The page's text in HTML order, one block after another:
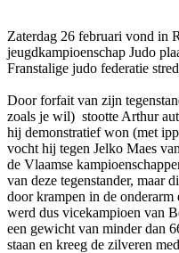
Zaterdag 26 februari vond in
jeugdkampioenschap Judo
Franstalige judo federatie
Door forfait van zijn
zoals je wil) stootte Arthur
hij demonstratief won (met
vocht hij tegen Jelko Maes
de Vlaamse
van deze tegenstander, maar
door krampen in de
werd dus vicekampioen van
een gewicht van minder dan
staan en kreeg de zilveren